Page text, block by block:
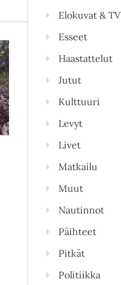
Elokuvat & TV
Esseet
Haastattelut
Jutut
Kulttuuri
Levyt
Livet
Matkailu
Muut
Nautinnot
Päihteet
Pitkät
Politiikka